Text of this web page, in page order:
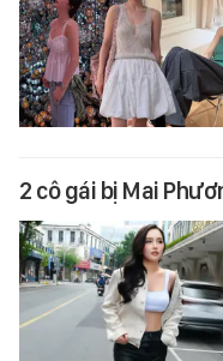
2 cô gái bị Mai